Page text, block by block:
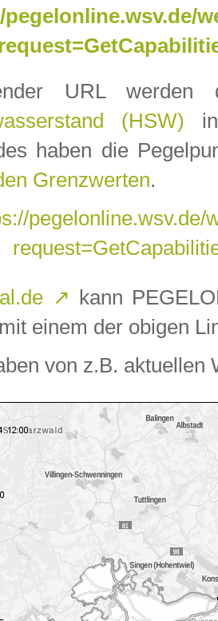
pegelonline.wsv.de/
URL
(HSW)
haben die
Grenzwerten.
↗ kann
einem der obigen
von z.B. aktuellen